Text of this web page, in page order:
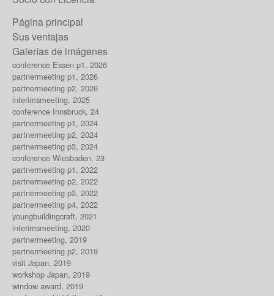
Página principal
Sus ventajas
Galerías de imágenes
conference Essen p1, 2026
partnermeeting p1, 2026
partnermeeting p2, 2026
interimsmeeting, 2025
conference Innsbruck, 24
partnermeeting p1, 2024
partnermeeting p2, 2024
partnermeeting p3, 2024
conference Wiesbaden, 23
partnermeeting p1, 2022
partnermeeting p2, 2022
partnermeeting p3, 2022
partnermeeting p4, 2022
youngbuildingcraft, 2021
interimsmeeting, 2020
partnermeeting, 2019
partnermeeting p2, 2019
visit Japan, 2019
workshop Japan, 2019
window award, 2019